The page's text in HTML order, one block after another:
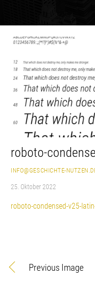
roboto-
INFO@GESCHICHTE-
25. Oktober 2022
roboto-condensed-v25-
Previous Image